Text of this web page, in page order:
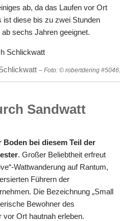
ab, da das Laufen vor Ort
ist diese bis zu zwei Stunden
sechs Jahren geeignet.
– Foto: © robertdering
Sandwatt
bei diesem Teil der
. Großer Beliebtheit erfreut
Wattwanderung auf Rantum,
Führern der
Die Bezeichnung „Small
Bewohner des
vor Ort hautnah erleben.